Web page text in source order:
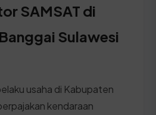
SAMSAT di
Sulawesi
usaha di Kabupaten
kendaraan